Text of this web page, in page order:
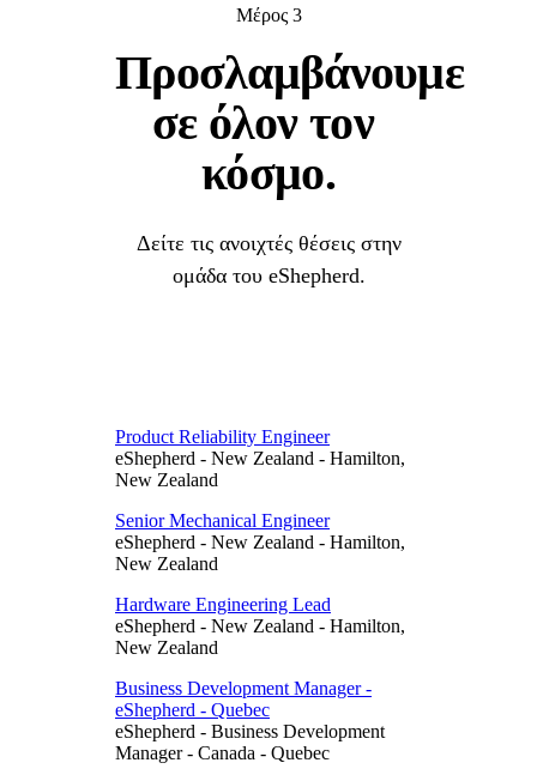
Μέρος 3
Προσλαμβάνουμε
σε όλον τον
κόσμο.
Δείτε τις ανοιχτές θέσεις στην
ομάδα του eShepherd.
Product Reliability Engineer
eShepherd - New Zealand - Hamilton,
New Zealand
Senior Mechanical Engineer
eShepherd - New Zealand - Hamilton,
New Zealand
Hardware Engineering Lead
eShepherd - New Zealand - Hamilton,
New Zealand
Business Development Manager -
eShepherd - Quebec
eShepherd - Business Development
Manager- Canada - Quebec